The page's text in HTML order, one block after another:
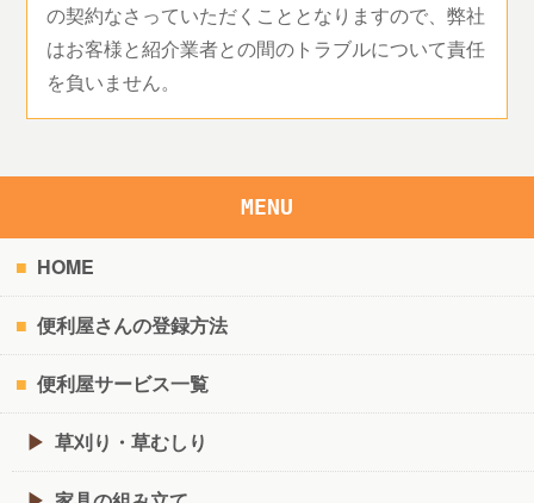
の契約なさっていただくこととなりますので、弊社
はお客様と紹介業者との間のトラブルについて責任
を負いません。
MENU
HOME
便利屋さんの登録方法
便利屋サービス一覧
草刈り・草むしり